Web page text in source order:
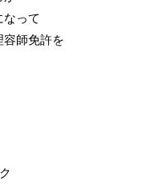
って
容師免許を